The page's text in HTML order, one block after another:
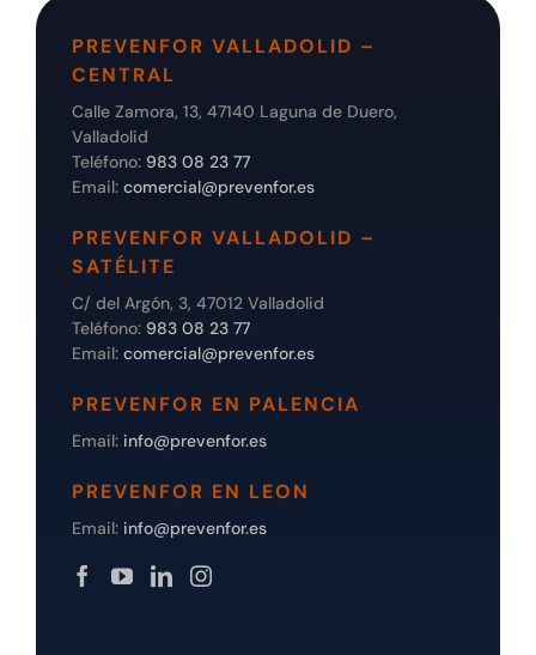
PREVENFOR VALLADOLID –
CENTRAL
Calle Zamora, 13, 47140 Laguna de Duero,
Valladolid
Teléfono: 983 08 23 77
Email: comercial@prevenfor.es
PREVENFOR VALLADOLID –
SATÉLITE
C/ del Argón, 3, 47012 Valladolid
Teléfono: 983 08 23 77
Email: comercial@prevenfor.es
PREVENFOR EN PALENCIA
Email: info@prevenfor.es
PREVENFOR EN LEON
Email: info@prevenfor.es